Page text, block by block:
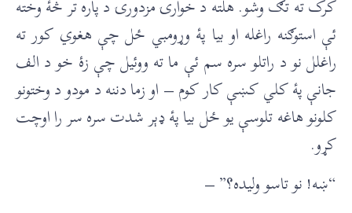
کرک ته تګ وشو. هلته د خوارۍ مزدورۍ د پاره تر څۀ وخته
ئې استوګنه راغله او بیا پۀ وړومبي ځل چې هغوي کور ته
راغلل نو د راتلو سره سم ئې ما ته ووئیل چې زۀ خو د الف
جانې پۀ کلي کښې کار کوم – او زما دننه د مودو د وختونو
کلونو هاغه تلوسې یو ځل بیا پۀ ډېر شدت سره سر را اوچت
کړو.
“ښه! نو تاسو ولیده؟” –